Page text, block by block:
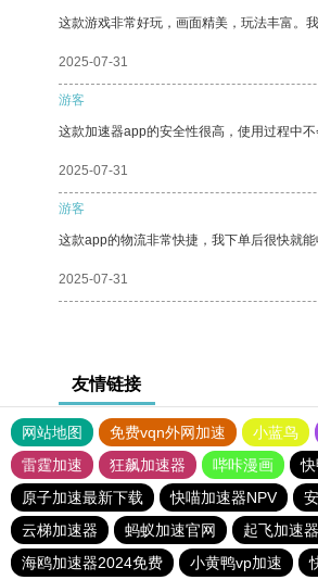
这款游戏非常好玩，画面精美，玩法丰富。
2025-07-31
游客
这款加速器app的安全性很高，使用过程中不
2025-07-31
游客
这款app的物流非常快捷，我下单后很快就能
2025-07-31
友情链接
网站地图 免费vqn外网加速 小蓝鸟
雷霆加速
狂飙加速器 哔咔漫画
原子加速最新下载
快喵加速器NPV
云梯加速器
蚂蚁加速官网 起飞加速器
海鸥加速器2024免费
小黄鸭vp加速